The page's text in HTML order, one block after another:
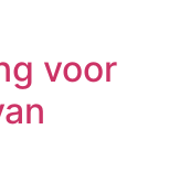
voor